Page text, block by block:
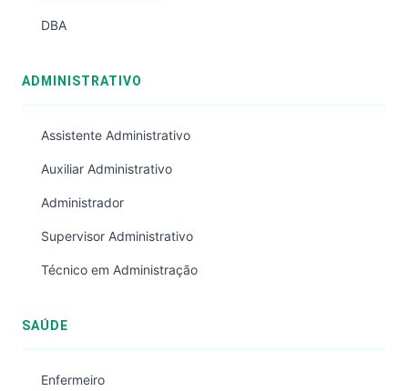
DBA
ADMINISTRATIVO
Assistente Administrativo
Auxiliar Administrativo
Administrador
Supervisor Administrativo
Técnico em Administração
SAÚDE
Enfermeiro